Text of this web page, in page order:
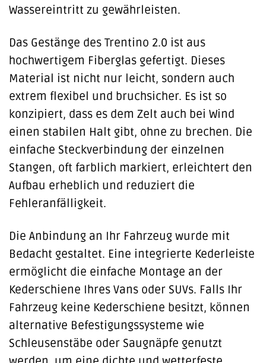
Wassereintritt zu gewährleisten.
Das Gestänge des Trentino 2.0 ist aus
hochwertigem Fiberglas gefertigt. Dieses
Material ist nicht nur leicht, sondern auch
extrem flexibel und bruchsicher. Es ist so
konzipiert, dass es dem Zelt auch bei Wind
einen stabilen Halt gibt, ohne zu brechen. Die
einfache Steckverbindung der einzelnen
Stangen, oft farblich markiert, erleichtert den
Aufbau erheblich und reduziert die
Fehleranfälligkeit.
Die Anbindung an Ihr Fahrzeug wurde mit
Bedacht gestaltet. Eine integrierte Kederleiste
ermöglicht die einfache Montage an der
Kederschiene Ihres Vans oder SUVs. Falls Ihr
Fahrzeug keine Kederschiene besitzt, können
alternative Befestigungssysteme wie
Schleusenstäbe oder Saugnäpfe genutzt